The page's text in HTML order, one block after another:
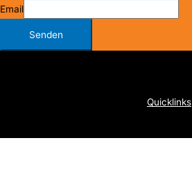
Email
Senden
Quicklinks